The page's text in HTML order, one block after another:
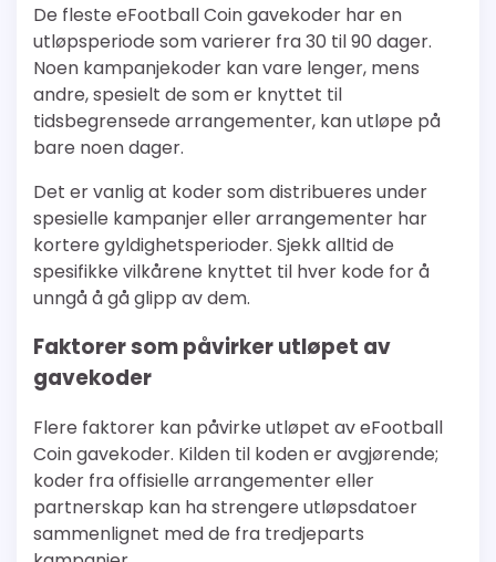
De fleste eFootball Coin gavekoder har en
utløpsperiode som varierer fra 30 til 90 dager.
Noen kampanjekoder kan vare lenger, mens
andre, spesielt de som er knyttet til
tidsbegrensede arrangementer, kan utløpe på
bare noen dager.
Det er vanlig at koder som distribueres under
spesielle kampanjer eller arrangementer har
kortere gyldighetsperioder. Sjekk alltid de
spesifikke vilkårene knyttet til hver kode for å
unngå å gå glipp av dem.
Faktorer som påvirker utløpet av
gavekoder
Flere faktorer kan påvirke utløpet av eFootball
Coin gavekoder. Kilden til koden er avgjørende;
koder fra offisielle arrangementer eller
partnerskap kan ha strengere utløpsdatoer
sammenlignet med de fra tredjeparts